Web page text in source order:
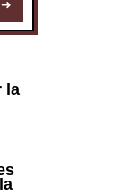
la